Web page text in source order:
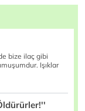
bize ilaç gibi
Işıklar